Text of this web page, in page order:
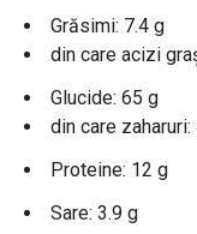
Grăsimi: 7.4 g
din care acizi
Glucide: 65 g
din care zaharuri:
Proteine: 12 g
Sare: 3.9 g